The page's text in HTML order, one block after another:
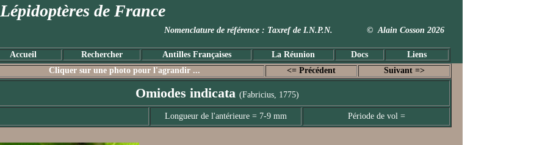
Lépidoptères de France
Nomenclature de référence : Taxref de I.N.P.N. © Alain Cosson 2026
Accueil Rechercher Antilles Françaises La Réunion Docs Liens
Cliquer sur une photo pour l'agrandir ... <= Précédent Suivant =>
Omiodes indicata (Fabricius, 1775)
Longueur de l'antérieure = 7-9 mm Période de vol =